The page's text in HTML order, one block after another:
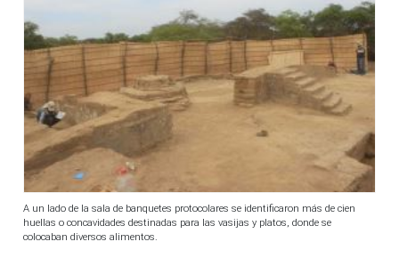
A un lado de la sala de banquetes protocolares se identificaron más de cien
huellas o concavidades destinadas para las vasijas y platos, donde se
colocaban diversos alimentos.